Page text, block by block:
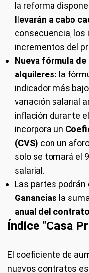
la reforma
llevarán a cabo
consecuencia, los
incrementos del
Nueva fórmula
alquileres: la
indicador más
variación salarial
inflación durante
incorpora un
(CVS) con un
solo se tomará el
salarial.
Las partes podrán
Ganancias la
anual del
Índice "Casa
El coeficiente de
nuevos contratos